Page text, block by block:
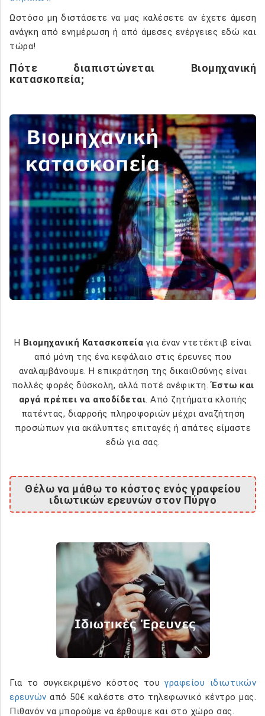
Ωστόσο μη διστάσετε να μας καλέσετε αν έχετε άμεση
ανάγκη από ενημέρωση ή από άμεσες ενέργειες εδώ και
τώρα!
Πότε διαπιστώνεται Βιομηχανική
κατασκοπεία;
Η Βιομηχανική Κατασκοπεία για έναν ντετέκτιβ είναι
από μόνη της ένα κεφάλαιο στις έρευνες που
αναλαμβάνουμε. Η επικράτηση της δικαιΟσύνης είναι
πολλές φορές δύσκολη, αλλά ποτέ ανέφικτη.Έστω και
αργά πρέπει να αποδίδεται . Από ζητήματα κλοπής
πατέντας, διαρροής πληροφοριών μέχρι αναζήτηση
προσώπων για ακάλυπτες επιταγές ή απάτες είμαστε
εδώ για σας.
Θέλω να μάθω το κόστος ενός γραφείου
ιδιωτικών ερευνών στον Πύργο
Για το συγκεκριμένο κόστος τουγραφείου ιδιωτικών
ερευνών από 50€ καλέστε στο τηλεφωνικό κέντρο μας.
Πιθανόν να μπορούμε να έρθουμε και στο χώρο σας.